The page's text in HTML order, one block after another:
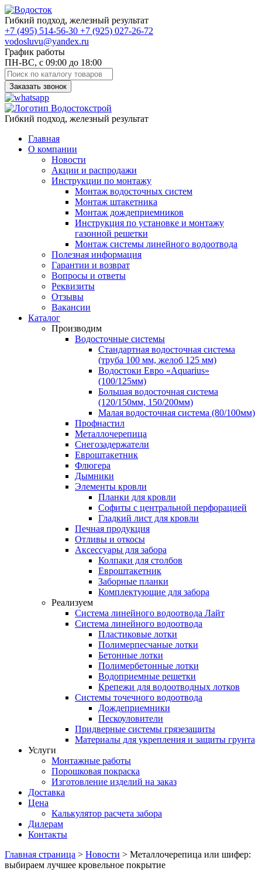
Гибкий подход, железный результат
+7 (495) 514-56-30 +7 (925) 027-26-72
vodosluvu@yandex.ru
График работы
ПН-ВС, с 09:00 до 18:00
Заказать звонок
Гибкий подход, железный результат
Главная
О компании
Новости
Акции и распродажи
Инструкции по монтажу
Монтаж водосточных систем
Монтаж штакетника
Монтаж дождеприемников
Инструкция по установке и монтажу
газонной решетки
Монтаж системы линейного водоотвода
Полезная информация
Гарантии и возврат
Вопросы и ответы
Реквизиты
Отзывы
Вакансии
Каталог
Производим
Водосточные системы
Стандартная водосточная система
(труба 100 мм, желоб 125 мм)
Водостоки Евро «Aquarius»
(100/125мм)
Большая водосточная система
(120/150мм, 150/200мм)
Малая водосточная система (80/100мм)
Профнастил
Металлочерепица
Снегозадержатели
Евроштакетник
Флюгера
Дымники
Элементы кровли
Планки для кровли
Софиты с центральной перфорацией
Гладкий лист для кровли
Печная продукция
Отливы и откосы
Аксессуары для забора
Колпаки для столбов
Евроштакетник
Заборные планки
Комплектующие для забора
Реализуем
Система линейного водоотвода Лайт
Система линейного водоотвода
Пластиковые лотки
Полимерпесчаные лотки
Бетонные лотки
Полимербетонные лотки
Водоприемные решетки
Крепежи для водоотводных лотков
Системы точечного водоотвода
Дождеприемники
Пескоуловители
Придверные системы грязезащиты
Материалы для укрепления и защиты грунта
Услуги
Монтажные работы
Порошковая покраска
Изготовление изделий на заказ
Доставка
Цена
Калькулятор расчета забора
Дилерам
Контакты
Главная страница > Новости > Металлочерепица или шифер:
выбираем лучшее кровельное покрытие